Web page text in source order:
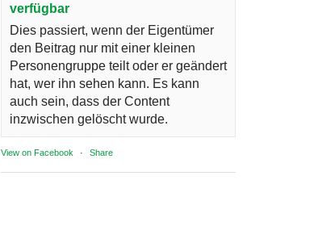
verfügbar
Dies passiert, wenn der Eigentümer
den Beitrag nur mit einer kleinen
Personengruppe teilt oder er geändert
hat, wer ihn sehen kann. Es kann
auch sein, dass der Content
inzwischen gelöscht wurde.
View on Facebook · Share